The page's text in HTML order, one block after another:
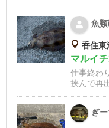
魚
香住東
マルイ
仕事終わ
挟んで再
ぎ